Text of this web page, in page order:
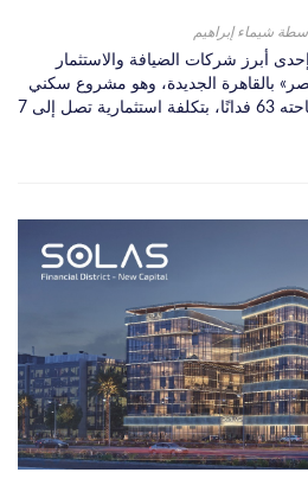
شيماء إبراهيم
أبرز شركات الضيافة والاستثمار
بالقاهرة الجديدة، وهو مشروع سكني
فندقي إداري تجاري، وتبلغ مساحته 63 فدانًا، بتكلفة استثمارية تصل إلى 7